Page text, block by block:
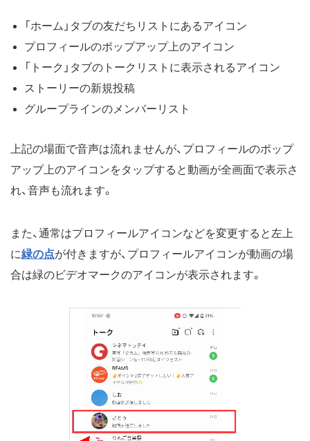
「ホーム」タブの友だちリストにあるアイコン
プロフィールのポップアップ上のアイコン
「トーク」タブのトークリストに表示されるアイコン
ストーリーの新規投稿
グループラインのメンバーリスト
上記の場面で音声は流れませんが、プロフィールのポップ
アップ上のアイコンをタップすると動画が全画面で表示さ
れ、音声も流れます。
また、通常はプロフィールアイコンなどを変更すると左上
に緑の点が付きますが、プロフィールアイコンが動画の場
合は緑のビデオマークのアイコンが表示されます。